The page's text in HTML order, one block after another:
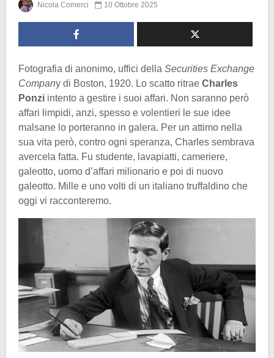
Nicola Comerci 10 Ottobre 2025
Fotografia di anonimo, uffici della Securities Exchange
Company di Boston, 1920. Lo scatto ritrae Charles
Ponzi intento a gestire i suoi affari. Non saranno però
affari limpidi, anzi, spesso e volentieri le sue idee
malsane lo porteranno in galera. Per un attimo nella
sua vita però, contro ogni speranza, Charles sembrava
avercela fatta. Fu studente, lavapiatti, cameriere,
galeotto, uomo d’affari milionario e poi di nuovo
galeotto. Mille e uno volti di un italiano truffaldino che
oggi vi racconteremo.